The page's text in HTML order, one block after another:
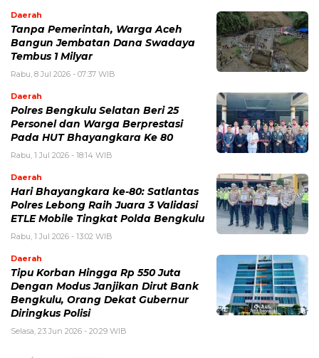
Daerah
Tanpa Pemerintah, Warga Aceh
Bangun Jembatan Dana Swadaya
Tembus 1 Milyar
Rabu, 8 Jul 2026 - 07:37 WIB
Daerah
Polres Bengkulu Selatan Beri 25
Personel dan Warga Berprestasi
Pada HUT Bhayangkara Ke 80
Rabu, 1 Jul 2026 - 18:14 WIB
Daerah
Hari Bhayangkara ke-80: Satlantas
Polres Lebong Raih Juara 3 Validasi
ETLE Mobile Tingkat Polda Bengkulu
Rabu, 1 Jul 2026 - 13:02 WIB
Daerah
Tipu Korban Hingga Rp 550 Juta
Dengan Modus Janjikan Dirut Bank
Bengkulu, Orang Dekat Gubernur
Diringkus Polisi
Selasa, 23 Jun 2026 - 20:29 WIB